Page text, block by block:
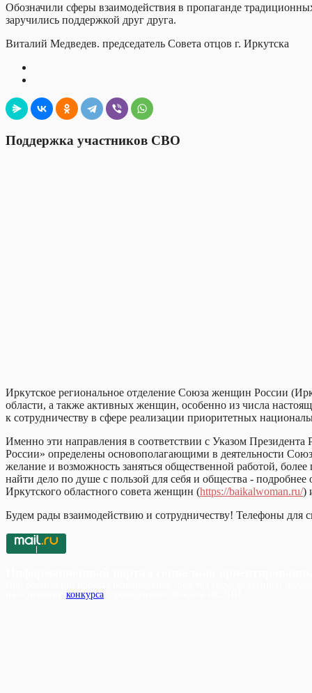
Обозначили сферы взаимодействия в пропаганде
заручились поддержкой друг друга.
Виталий Медведев. председатель Совета отцов г. Иркутска
Поддержка участников СВО
Иркутское региональное отделение Союза женщин России
области, а также активных женщин, особенно из числа
к сотрудничеству в сфере реализации приоритетных
Именно эти направления в соответствии с Указом
России» определены основополагающими в деятельности
желание и возможность заняться общественной работой,
найти дело по душе с пользой для себя и общества -
Иркутского областного совета женщин (https://baikalwoman.ru/)
Будем рады взаимодействию и сотрудничеству! Телефоны для
конкурса